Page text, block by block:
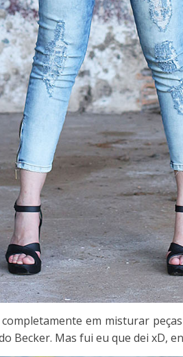
em misturar
Becker. Mas fui eu que dei xD,